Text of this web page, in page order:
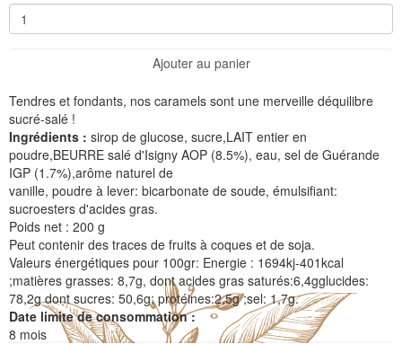
Ajouter au panier
Tendres et fondants, nos caramels sont une merveille déquilibre
sucré-salé !
Ingrédients : sirop de glucose, sucre,LAIT entier en
poudre,BEURRE salé d'Isigny AOP (8.5%), eau, sel de Guérande
IGP (1.7%),arôme naturel de
vanille, poudre à lever: bicarbonate de soude, émulsifiant:
sucroesters d'acides gras.
Poids net : 200 g
Peut contenir des traces de fruits à coques et de soja.
Valeurs énergétiques pour 100gr: Energie : 1694kj-401kcal
;matières grasses: 8,7g, dont acides gras saturés:6,4gglucides:
78,2g dont sucres: 50,6g; protéines:2,5g ;sel: 1,7g.
Date limite de consommation :
8 mois